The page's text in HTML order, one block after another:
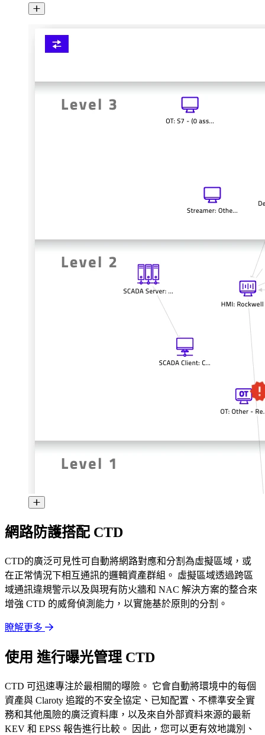
網路防護搭配 CTD
CTD的廣泛可見性可自動將網路對應和分割為虛擬區域，或
在正常情況下相互通訊的邏輯資產群組。 虛擬區域透過跨區
域通訊違規警示以及與現有防火牆和 NAC 解決方案的整合來
增強 CTD 的威脅偵測能力，以實施基於原則的分割。
瞭解更多
使用 進行曝光管理 CTD
CTD 可迅速專注於最相關的曝險。 它會自動將環境中的每個
資產與 Claroty 追蹤的不安全協定、已知配置、不標準安全實
務和其他風險的廣泛資料庫，以及來自外部資料來源的最新
KEV 和 EPSS 報告進行比較。 因此，您可以更有效地識別、